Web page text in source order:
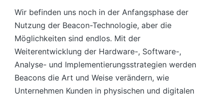
Wir befinden uns noch in der Anfangsphase der
Nutzung der Beacon-Technologie, aber die
Möglichkeiten sind endlos. Mit der
Weiterentwicklung der Hardware-, Software-,
Analyse- und Implementierungsstrategien werden
Beacons die Art und Weise verändern, wie
Unternehmen Kunden in physischen und digitalen